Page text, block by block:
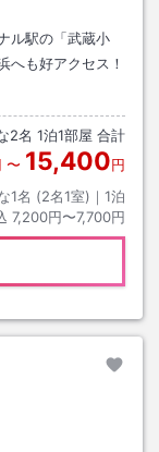
ル駅の「武蔵小
へも好アクセス！
2名 1泊1部屋 合計
〜 15,400円
1名 (2名1室)｜ 1泊
7,200円〜7,700円